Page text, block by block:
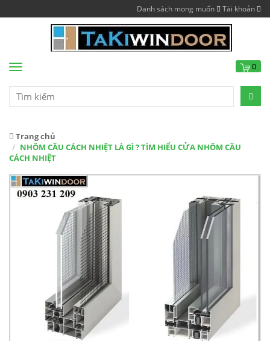
Danh sách mong muốn Tài khoản
Menu 0
Trang chủ
NHÔM CẦU CÁCH NHIỆT LÀ GÌ ? TÌM HIỂU CỬA NHÔM CẦU
CÁCH NHIỆT